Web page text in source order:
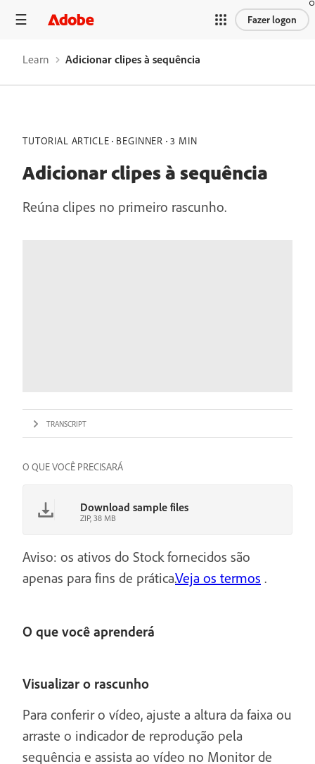
Fazer logon
Learn Adicionar clipes à sequência
TUTORIAL ARTICLE BEGINNER 3 MIN
Adicionar clipes à sequência
Reúna clipes no primeiro rascunho.
TRANSCRIPT
O QUE VOCÊ PRECISARÁ
Download sample files
ZIP, 38 MB
Aviso: os ativos do Stock fornecidos são
apenas para fins de prática.Veja os termos .
O que você aprenderá
Visualizar o rascunho
Para conferir o vídeo, ajuste a altura da faixa ou
arraste o indicador de reprodução pela
sequência e assista ao vídeo no Monitor de